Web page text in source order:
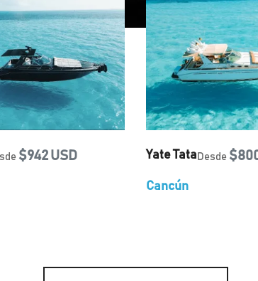
$942 USD Yate Tata Desde
Cancún